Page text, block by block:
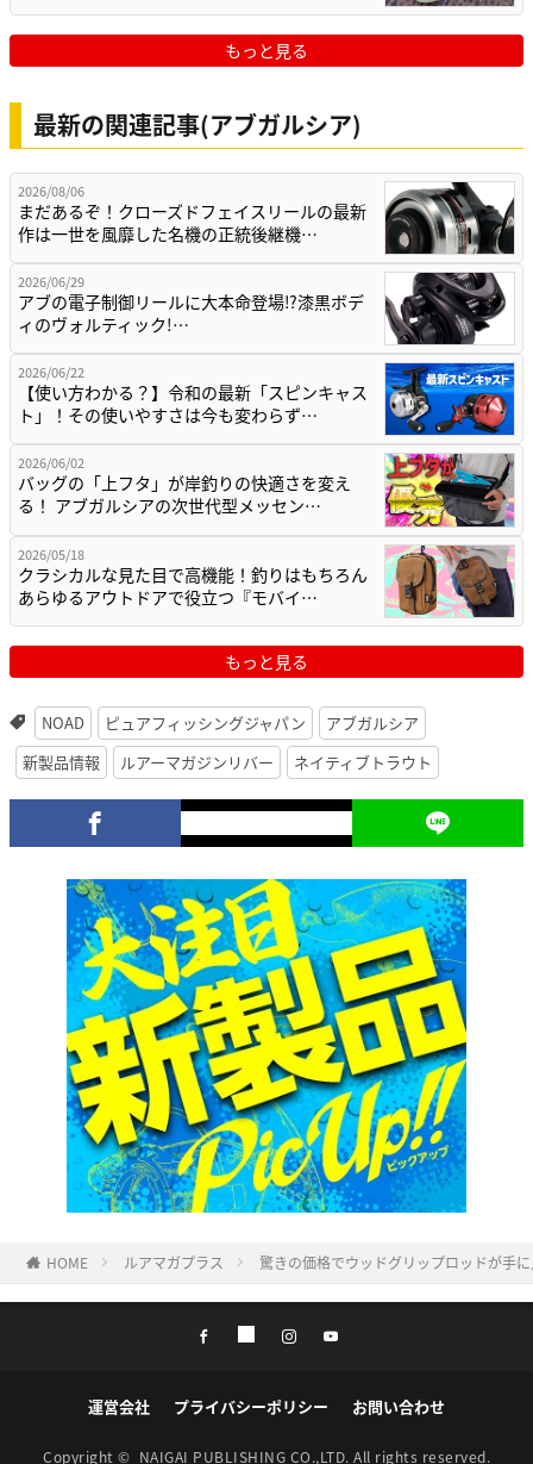
もっと見る
最新の関連記事(アブガルシア)
2026/08/06
まだあるぞ！クローズドフェイスリールの最新
作は一世を風靡した名機の正統後継機…
2026/06/29
アブの電子制御リールに大本命登場⁉漆黒ボデ
ィのヴォルティック!…
2026/06/22
【使い方わかる？】令和の最新「スピンキャス
ト」！その使いやすさは今も変わらず…
2026/06/02
バッグの「上フタ」が岸釣りの快適さを変え
る！ アブガルシアの次世代型メッセン…
2026/05/18
クラシカルな見た目で高機能！釣りはもちろん
あらゆるアウトドアで役立つ『モバイ…
もっと見る
NOAD ピュアフィッシングジャパン
アブガルシア
新製品情報
ルアーマガジンリバー ネイティブトラウト
HOME ルアマガプラス 驚きの価格でウッドグリップロッドが手
運営会社 プライバシーポリシー お問い合わせ
Copyright © NAIGAI PUBLISHING CO.,LTD. All rights reserved.